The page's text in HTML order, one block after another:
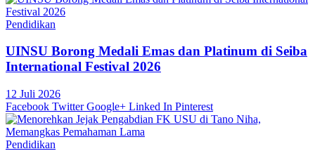
Pendidikan
UINSU Borong Medali Emas dan Platinum di Seiba
International Festival 2026
12 Juli 2026
Facebook Twitter Google+ Linked In Pinterest
Pendidikan